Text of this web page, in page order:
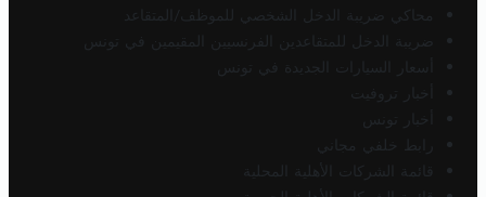
محاكي ضريبة الدخل الشخصي للموظف/المتقاعد
ضريبة الدخل للمتقاعدين الفرنسيين المقيمين في تونس
أسعار السيارات الجديدة في تونس
أخبار تروفيت
أخبار تونس
رابط خلفي مجاني
قائمة الشركات الأهلية المحلية